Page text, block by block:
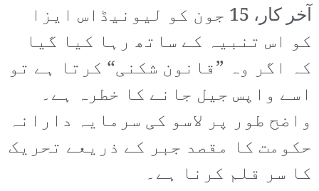
آخر کار، 15 جون کو لیونیڈاس ایزا
کو اس تنبیہ کے ساتھ رہا کیا گیا
کہ اگر وہ ”قانون شکنی“ کرتا ہے تو
اسے واپس جیل جانے کا خطرہ ہے۔
واضح طور پر لاسو کی سرمایہ دارانہ
حکومت کا مقصد جبر کے ذریعے تحریک
کا سر قلم کرنا ہے۔